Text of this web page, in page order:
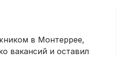
в Монтеррее,
вакансий и оставил